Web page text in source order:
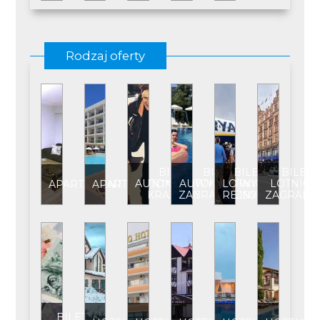
Rodzaj oferty
APARTAMENTAPARTAMENT****
AUTOKAROWY
KRAJOWY
BILET
AUTOKAROWY
ZAGRANICZNY
BILET
LOTNICZY
REJSOWY
BILET
BILET